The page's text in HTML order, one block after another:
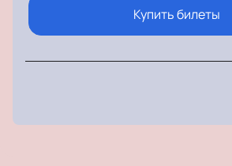
Купить билеты